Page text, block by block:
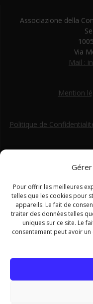
Pour offrir les meilleures
telles que les cookies pour
appareils. Le fait de
traiter des données telles
uniques sur ce site. Le
consentement peut avoir
Associazione della
Via
Mail :
Mention
Politique de
Ce site a été financé par le Fonds européen de